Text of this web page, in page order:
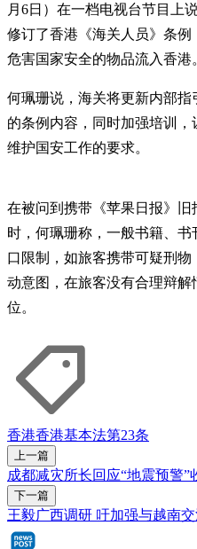
月6日）在一档电视台节目上
修订了香港《海关人员》条
危害国家安全的物品流入香港
何珮珊说，海关将更新内部
的条例内容，同时加强培训
维护国安工作的要求。
在被问到携带《苹果日报》
时，何珮珊称，一般书籍、
口限制，如旅客携带可疑刑
动意图，在旅客没有合理辩
位。
香港香港基本法第23条
上一篇
成都减灾所长回应“地震预警
下一篇
王毅广西调研 吁加强与越南